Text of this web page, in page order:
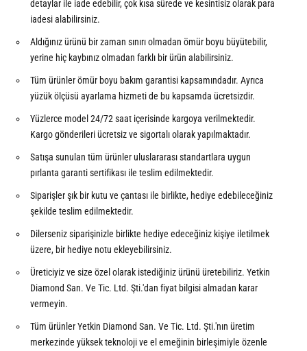
detaylar ile iade edebilir, çok kısa sürede ve kesintisiz olarak para
iadesi alabilirsiniz.
Aldığınız ürünü bir zaman sınırı olmadan ömür boyu büyütebilir,
yerine hiç kaybınız olmadan farklı bir ürün alabilirsiniz.
Tüm ürünler ömür boyu bakım garantisi kapsamındadır. Ayrıca
yüzük ölçüsü ayarlama hizmeti de bu kapsamda ücretsizdir.
Yüzlerce model 24/72 saat içerisinde kargoya verilmektedir.
Kargo gönderileri ücretsiz ve sigortalı olarak yapılmaktadır.
Satışa sunulan tüm ürünler uluslararası standartlara uygun
pırlanta garanti sertifikası ile teslim edilmektedir.
Siparişler şık bir kutu ve çantası ile birlikte, hediye edebileceğiniz
şekilde teslim edilmektedir.
Dilerseniz siparişinizle birlikte hediye edeceğiniz kişiye iletilmek
üzere, bir hediye notu ekleyebilirsiniz.
Üreticiyiz ve size özel olarak istediğiniz ürünü üretebiliriz. Yetkin
Diamond San. Ve Tic. Ltd. Şti.'dan fiyat bilgisi almadan karar
vermeyin.
Tüm ürünler Yetkin Diamond San. Ve Tic. Ltd. Şti.'nın üretim
merkezinde yüksek teknoloji ve el emeğinin birleşimiyle özenle